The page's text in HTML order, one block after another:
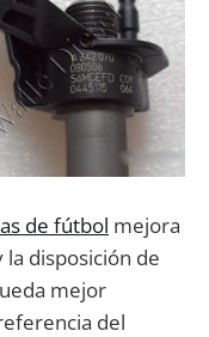
de fútbol mejora
disposición de
mejor
del